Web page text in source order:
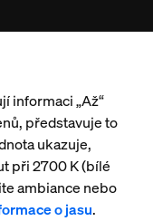
informaci „Až“
představuje to
ukazuje,
při 2700 K (bílé
ambiance nebo
o jasu.